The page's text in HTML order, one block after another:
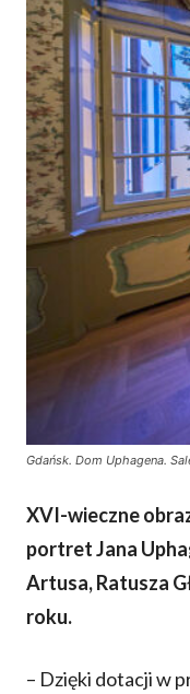
Gdańsk. Dom Uphagena.
XVI-wieczne
portret Jana
Artusa, Ratusza
roku.
– Dzięki dotacji w